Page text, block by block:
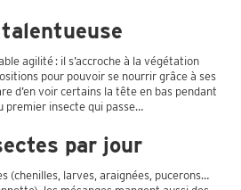
agilité : il s’accroche à la végétation
pour pouvoir se nourrir grâce à ses
d’en voir certains la tête en bas pendant
premier insecte qui passe…
par jour
(chenilles, larves, araignées, pucerons…